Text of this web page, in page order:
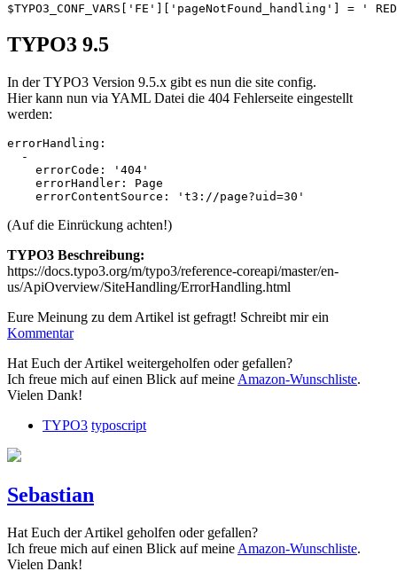
$TYPO3_CONF_VARS['FE']['pageNotFound_handling'] = '
TYPO3 9.5
In der TYPO3 Version 9.5.x gibt es nun die site config.
Hier kann nun via YAML Datei die 404 Fehlerseite eingestellt
werden:
errorHandling:
  -
    errorCode: '404'
    errorHandler: Page
(Auf die Einrückung achten!)
TYPO3 Beschreibung:
https://docs.typo3.org/m/typo3/reference-coreapi/master/en-
us/ApiOverview/SiteHandling/ErrorHandling.html
Eure Meinung zu dem Artikel ist gefragt! Schreibt mir ein
Kommentar
Hat Euch der Artikel weitergeholfen oder gefallen?
Ich freue mich auf einen Blick auf meine Amazon-Wunschliste.
Vielen Dank!
TYPO3 typoscript
Sebastian
Hat Euch der Artikel geholfen oder gefallen?
Ich freue mich auf einen Blick auf meine Amazon-Wunschliste.
Vielen Dank!